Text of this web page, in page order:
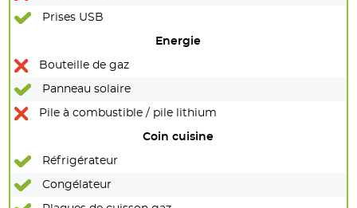
Prises USB
Energie
Bouteille de gaz
Panneau solaire
Pile à combustible / pile lithium
Coin cuisine
Réfrigérateur
Congélateur